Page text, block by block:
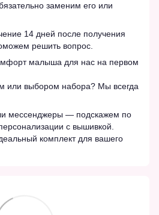
заменим его или
14 дней после получения
решить вопрос.
малыша для нас на первом
или выбором набора? Мы всегда
мессенджеры — подскажем по
с вышивкой.
комплект для вашего